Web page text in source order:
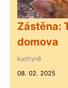
Zástěna:
domova
kuchyně
08. 02. 2025